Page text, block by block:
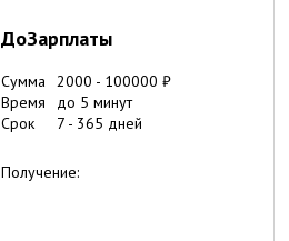
ДоЗарплаты
Сумма 2000 - 100000 ₽
Время
до 5 минут
Срок
7 - 365 дней
Получение: